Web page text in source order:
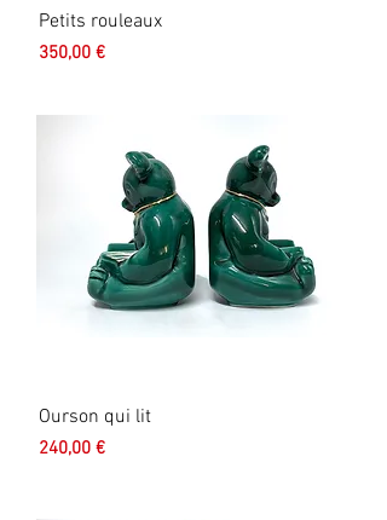
Petits rouleaux
Prix
350,00 €
Ourson qui lit
Prix
240,00 €